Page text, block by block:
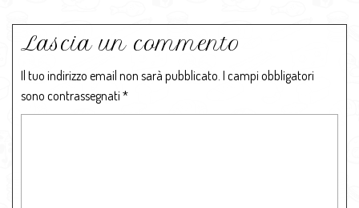
Lascia un commento
Il tuo indirizzo email non sarà pubblicato. I campi obbligatori
sono contrassegnati *